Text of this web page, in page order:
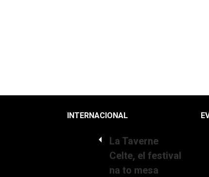
INTERNACIONAL
La Taverne
Celte, el festival
na to mesa